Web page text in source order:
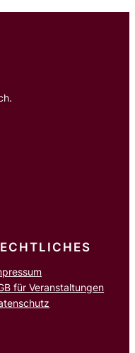
für Veranstaltungen